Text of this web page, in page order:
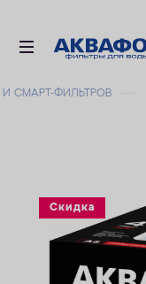
В КОТТЕДЖ
ДЛЯ БИЗНЕСА
СМАРТ-ФИЛЬТРОВ
Скидка